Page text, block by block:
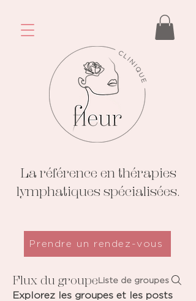
La référence en thérapies
lymphatiques spécialisées.
Prendre un rendez-vous
Flux du groupeListe de groupes
Explorez les groupes et les posts